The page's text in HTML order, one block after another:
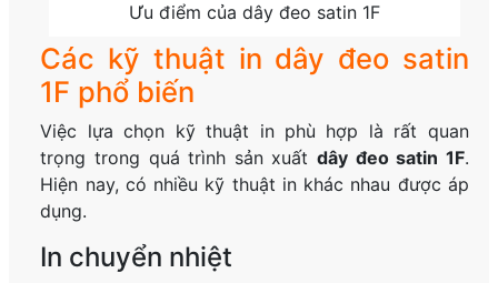
Ưu điểm của dây đeo satin 1F
Các kỹ thuật in dây đeo satin
1F phổ biến
Việc lựa chọn kỹ thuật in phù hợp là rất quan
trọng trong quá trình sản xuất dây đeo satin 1F.
Hiện nay, có nhiều kỹ thuật in khác nhau được áp
dụng.
In chuyển nhiệt